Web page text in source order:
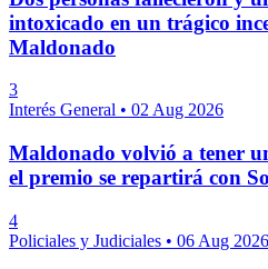
intoxicado en un trágico
Maldonado
3
Interés General • 02 Aug 2026
Maldonado volvió a tener
el premio se repartirá con
4
Policiales y Judiciales • 06 Aug 2026